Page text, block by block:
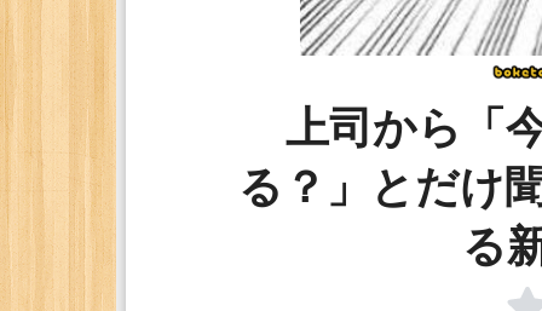
上司から「
る？」とだけ
る